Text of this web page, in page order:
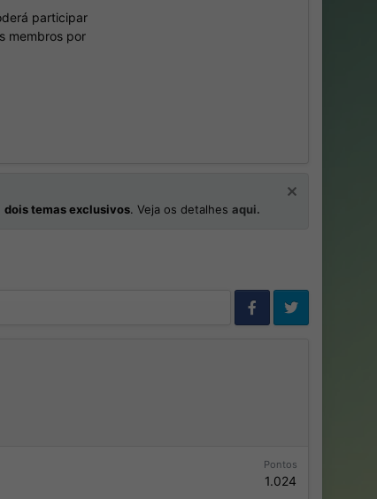
participar
membros por
dois temas exclusivos. Veja os detalhes aqui.
Pontos
1.024